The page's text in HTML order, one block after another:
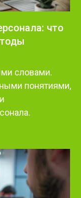
что
словами.
понятиями,